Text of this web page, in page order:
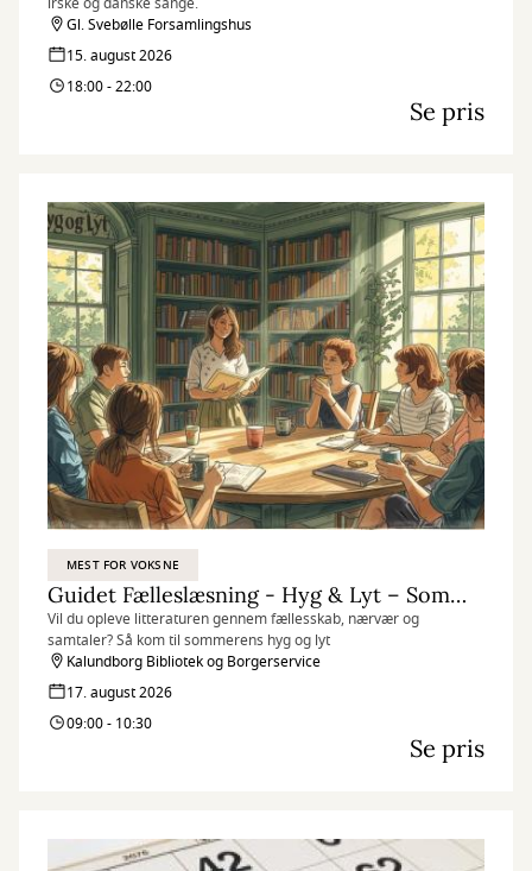
Gl. Svebølle Forsamlingshus
15. august 2026
18:00 - 22:00
Se pris
MEST FOR VOKSNE
Guidet Fælleslæsning - Hyg & Lyt – Sommer læsning
Vil du opleve litteraturen gennem fællesskab, nærvær og
samtaler? Så kom til sommerens hyg og lyt
Kalundborg Bibliotek og Borgerservice
17. august 2026
09:00 - 10:30
Se pris